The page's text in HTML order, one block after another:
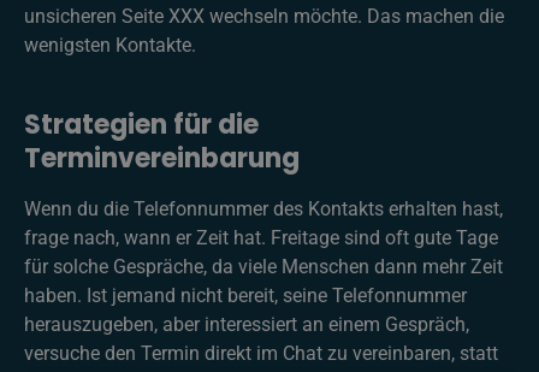
unsicheren Seite XXX wechseln möchte. Das machen die
wenigsten Kontakte.
Strategien für die
Terminvereinbarung
Wenn du die Telefonnummer des Kontakts erhalten hast,
frage nach, wann er Zeit hat. Freitage sind oft gute Tage
für solche Gespräche, da viele Menschen dann mehr Zeit
haben. Ist jemand nicht bereit, seine Telefonnummer
herauszugeben, aber interessiert an einem Gespräch,
versuche den Termin direkt im Chat zu vereinbaren, statt